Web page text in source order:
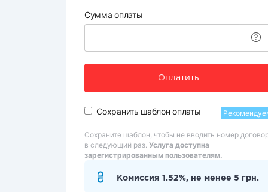
Сумма оплаты
Оплатить
Сохранить шаблон оплаты
Сохраните шаблон, чтобы не вводить номер
в следующий раз. Услуга доступна
зарегистрированным пользователям.
Комиссия 1.52%, не менее 5 грн.